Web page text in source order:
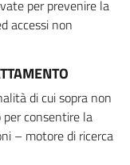
per prevenire la
accessi non
di cui sopra non
per consentire la
– motore di ricerca